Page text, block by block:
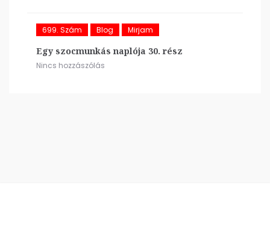
699. Szám Blog Mirjam
Egy szocmunkás naplója 30. rész
Nincs hozzászólás